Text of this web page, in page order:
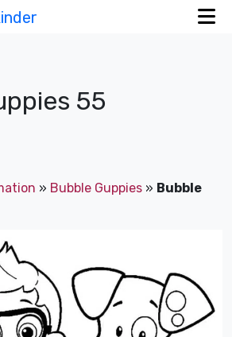
55
» Bubble Guppies » Bubble